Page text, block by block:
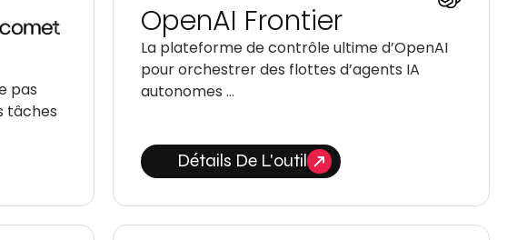
pas
tâches
OpenAI Frontier
La plateforme de contrôle ultime d’OpenAI
pour orchestrer des flottes d’agents IA
autonomes …
Détails De L'outil